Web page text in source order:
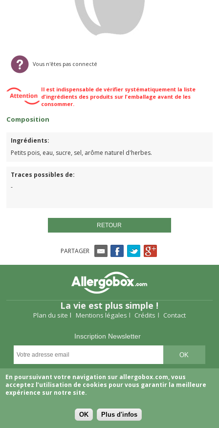
Vous n'êtes pas connecté
Il est indispensable de vérifier systématiquement la liste
d'ingrédients des produits sur l'emballage avant de les
consommer.
Composition
Ingrédients:
Petits pois, eau, sucre, sel, arôme naturel d'herbes.
Traces possibles de:
-
RETOUR
PARTAGER
La vie est plus simple !
Plan du site Mentions légales Crédits Contact
Inscription Newsletter
Suivez-nous
Copyright © 2026 Allergobox
En poursuivant votre navigation sur allergobox.com, vous
acceptez l’utilisation de cookies pour vous garantir la meilleure
expérience sur notre site.
OK Plus d'infos